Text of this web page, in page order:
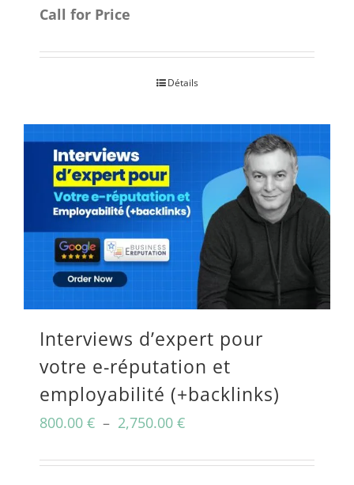
du
produit
Call for Price
Détails
Interviews d’expert pour
votre e-réputation et
employabilité (+backlinks)
800.00 € – 2,750.00 €Plage